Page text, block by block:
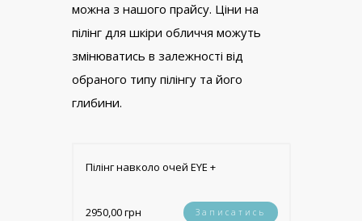
можна з нашого прайсу. Ціни на
пілінг для шкіри обличчя можуть
змінюватись в залежності від
обраного типу пілінгу та його
глибини.
Пілінг навколо очей EYE +
2950,00 грн Записатись